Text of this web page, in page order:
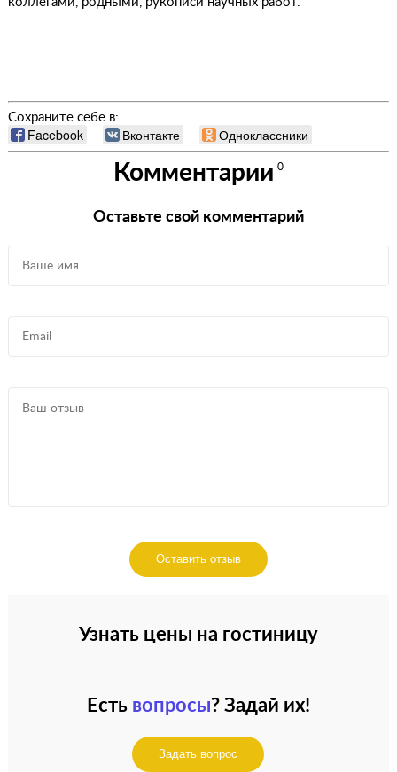
Сохраните себе в:
Facebook Вконтакте Одноклассники
Комментарии 0
Оставьте свой комментарий
Оставить отзыв
Узнать цены на гостиницу
Есть вопросы? Задай их!
Задать вопрос